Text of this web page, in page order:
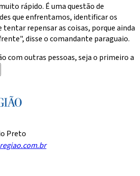
rápido. É uma questão de
que enfrentamos, identificar os
repensar as coisas, porque ainda
disse o comandante paraguaio.
com outras pessoas, seja o primeiro a
Preto